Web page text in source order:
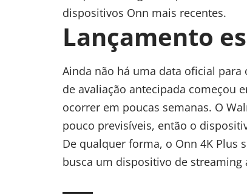
dispositivos Onn mais recentes.
Lançamento
Ainda não há uma data oficial
de avaliação antecipada começou
ocorrer em poucas semanas. O
pouco previsíveis, então o
De qualquer forma, o Onn 4K Plus
busca um dispositivo de streaming